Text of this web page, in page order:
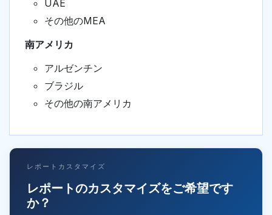
UAE
その他のMEA
南アメリカ
アルゼンチン
ブラジル
その他の南アメリカ
レポートカスタマイズ
レポートのカスタマイズをご希望です
か？